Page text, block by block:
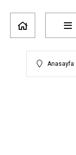
Anasayfa